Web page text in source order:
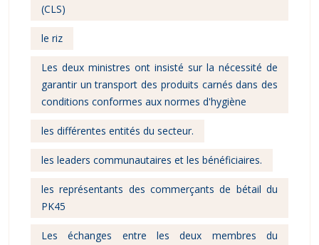
(CLS)
le riz
Les deux ministres ont insisté sur la nécessité de
garantir un transport des produits carnés dans des
conditions conformes aux normes d'hygiène
les différentes entités du secteur.
les leaders communautaires et les bénéficiaires.
les représentants des commerçants de bétail du
PK45
Les échanges entre les deux membres du